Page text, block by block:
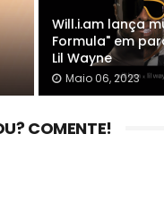
Will.i.am lança
Formula" em
Lil Wayne
Maio 06, 2023
COMENTE!